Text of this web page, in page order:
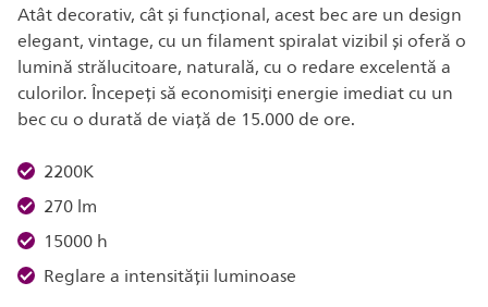
Atât decorativ, cât și funcțional, acest bec are un design
elegant, vintage, cu un filament spiralat vizibil și oferă o
lumină strălucitoare, naturală, cu o redare excelentă a
culorilor. Începeți să economisiți energie imediat cu un
bec cu o durată de viață de 15.000 de ore.
2200K
270 lm
15000 h
Reglare a intensității luminoase